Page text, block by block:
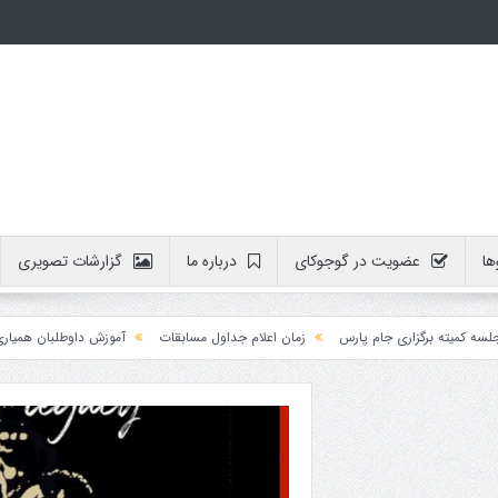
عضویت در گوجوکای درباره ما گزارشات تصویری
جام پارس زمان اعلام جداول مسابقات آموزش داوطلبان همیاری جام پارس